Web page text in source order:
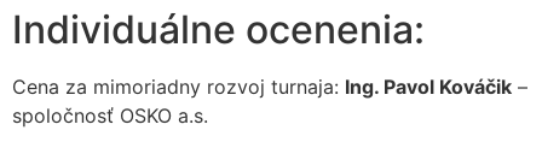
Individuálne ocenenia:
Cena za mimoriadny rozvoj turnaja: Ing. Pavol Kováčik –
spoločnosť OSKO a.s.